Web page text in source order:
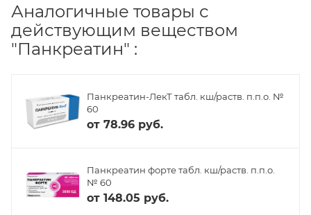
Аналогичные товары с
действующим веществом
"Панкреатин" :
Панкреатин-ЛекТ табл. кш/раств. п.п.о. №
60
от 78.96 руб.
Панкреатин форте табл. кш/раств. п.п.о.
№ 60
от 148.05 руб.